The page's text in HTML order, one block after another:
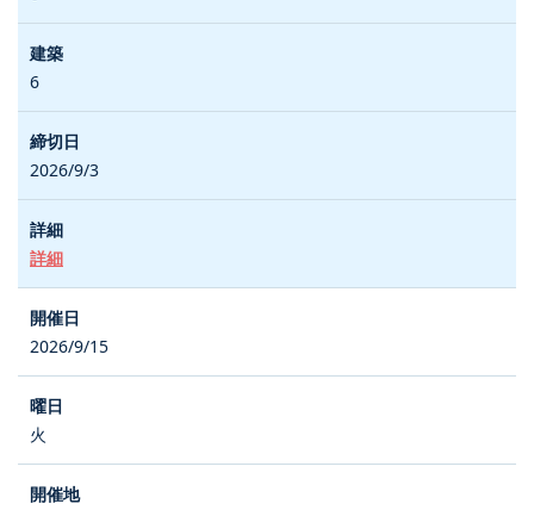
6
2026/9/3
詳細
2026/9/15
火